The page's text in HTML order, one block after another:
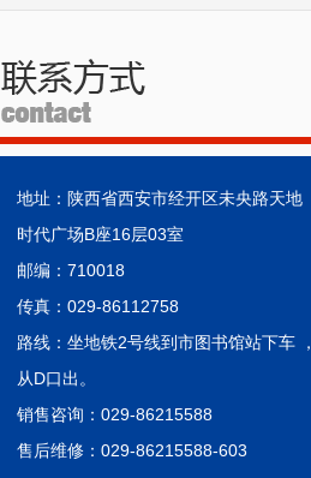
地址：陕西省西安市经开区未央路天地
时代广场B座16层03室
邮编：710018
传真：029-86112758
路线：坐地铁2号线到市图书馆站下车 ，
从D口出。
销售咨询：029-86215588
售后维修：029-86215588-603